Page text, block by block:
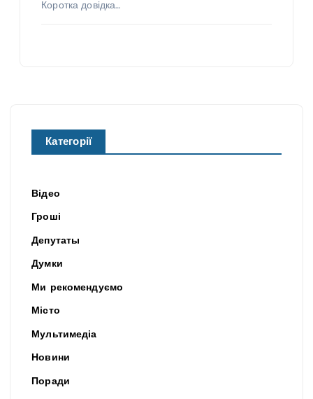
Коротка довідка…
Категорії
Відео
Гроші
Депутаты
Думки
Ми рекомендуємо
Місто
Мультимедіа
Новини
Поради